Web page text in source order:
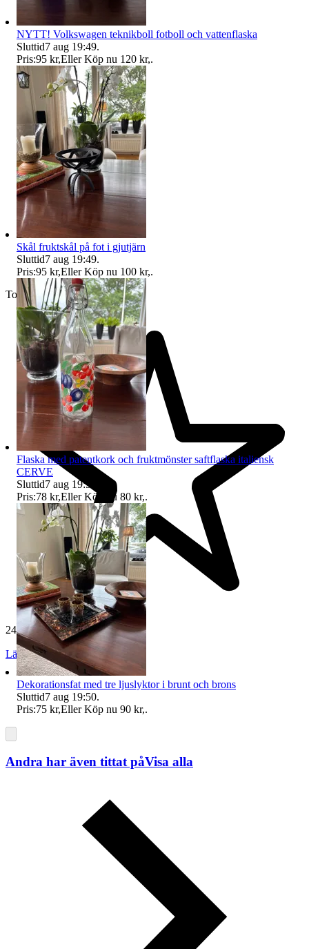
Toppsäljare
243 omdömen
Läs omdömen
NYTT! Volkswagen teknikboll fotboll och vattenflaska
Sluttid7 aug 19:49.
Pris:95 kr,Eller Köp nu 120 kr,.
Skål fruktskål på fot i gjutjärn
Sluttid7 aug 19:49.
Pris:95 kr,Eller Köp nu 100 kr,.
Flaska med patentkork och fruktmönster saftflaska italiensk
CERVE
Sluttid7 aug 19:50
Pris:78 kr,Eller Köp nu 80 kr,.
Dekorationsfat med tre ljuslyktor i brunt och brons
Sluttid7 aug 19:50.
Pris:75 kr,Eller Köp nu 90 kr,.
Andra har även tittat påVisa alla